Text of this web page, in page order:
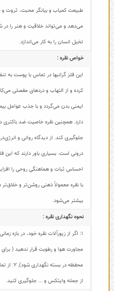
طبیعت کمیاب و بیانگر محبت،
می‌دهد و می‌تواند خلاقیت و هنر را در
تخیل انسان را به کار می‌اندازد.
خواص نقره :
این فلز گرانبها در تماس با پوست
کرده و از التهاب و دردهای مفصلی
ایمنی بدن می‌گردد و با جذب عوامل
دارد. همچنین نقره خاصیت ضد باکتری
جلوگیری کند. از دیدگاه روانی و
درونی است. بسیاری باور دارند که این
احساس ثبات و هماهنگی روحی را
با نقره معمولاً ذهنی روشن‌تر و
بیشتر می‌شود.
نحوه نگهداری نقره :
1: اگر از زیورآلات نقره خود، در بازه
مجاورت هوا و رطوبت قرار ندهید (
محفظه در بسته نگهداری شود), 2: از
از جمله وایتکس و ... جلوگیری کنید.